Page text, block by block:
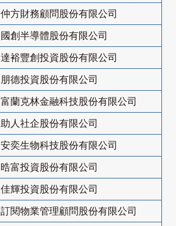
仲方財務顧問股份有限公司
國創半導體股份有限公司
達裕豐創投資股份有限公司
朋德投資股份有限公司
富蘭克林金融科技股份有限公司
助人社企股份有限公司
安奕生物科技股份有限公司
晧富投資股份有限公司
佳輝投資股份有限公司
訂閱物業管理顧問股份有限公司